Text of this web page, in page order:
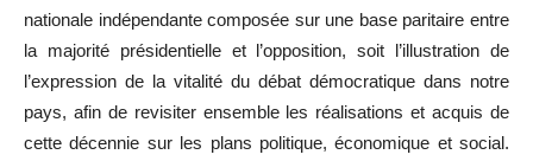
nationale indépendante composée sur une base paritaire entre
la majorité présidentielle et l’opposition, soit l’illustration de
l’expression de la vitalité du débat démocratique dans notre
pays, afin de revisiter ensemble les réalisations et acquis de
cette décennie sur les plans politique, économique et social.